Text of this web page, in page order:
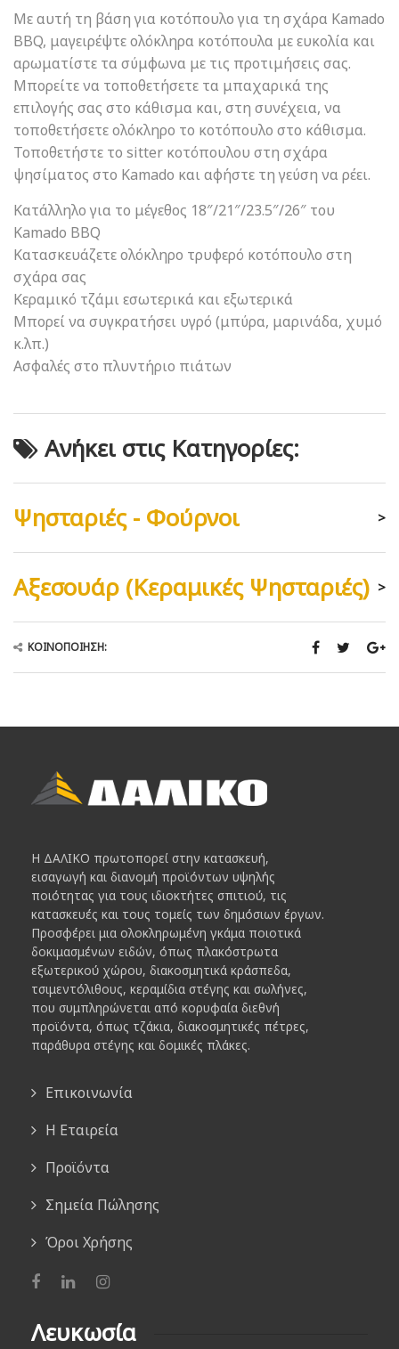
Με αυτή τη βάση για κοτόπουλο για τη σχάρα Kamado
BBQ, μαγειρέψτε ολόκληρα κοτόπουλα με ευκολία και
αρωματίστε τα σύμφωνα με τις προτιμήσεις σας.
Μπορείτε να τοποθετήσετε τα μπαχαρικά της
επιλογής σας στο κάθισμα και, στη συνέχεια, να
τοποθετήσετε ολόκληρο το κοτόπουλο στο κάθισμα.
Τοποθετήστε το sitter κοτόπουλου στη σχάρα
ψησίματος στο Kamado και αφήστε τη γεύση να ρέει.
Κατάλληλο για το μέγεθος 18″/21″/23.5″/26″ του
Kamado BBQ
Κατασκευάζετε ολόκληρο τρυφερό κοτόπουλο στη
σχάρα σας
Κεραμικό τζάμι εσωτερικά και εξωτερικά
Μπορεί να συγκρατήσει υγρό (μπύρα, μαρινάδα, χυμό
κ.λπ.)
Ασφαλές στο πλυντήριο πιάτων
Ανήκει στις Κατηγορίες:
Ψησταριές - Φούρνοι >
Αξεσουάρ (Κεραμικές Ψησταριές) >
ΚΟΙΝΟΠΟΊΗΣΗ:
Η ΔΑΛΙΚΟ πρωτοπορεί στην κατασκευή,
εισαγωγή και διανομή προϊόντων υψηλής
ποιότητας για τους ιδιοκτήτες σπιτιού, τις
κατασκευές και τους τομείς των δημόσιων έργων.
Προσφέρει μια ολοκληρωμένη γκάμα ποιοτικά
δοκιμασμένων ειδών, όπως πλακόστρωτα
εξωτερικού χώρου, διακοσμητικά κράσπεδα,
τσιμεντόλιθους, κεραμίδια στέγης και σωλήνες,
που συμπληρώνεται από κορυφαία διεθνή
προϊόντα, όπως τζάκια, διακοσμητικές πέτρες,
παράθυρα στέγης και δομικές πλάκες.
Επικοινωνία
Η Εταιρεία
Προϊόντα
Σημεία Πώλησης
Όροι Χρήσης
Λευκωσία